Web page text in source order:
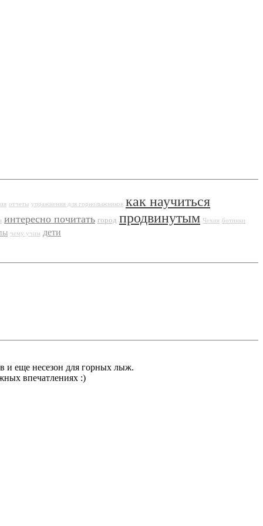
отчеты упражнения для горнолыжников как научиться
интересно почитать город продвинутым Чехия ботинки
чему учим дети
и еще несезон для горных лыж.
впечатлениях :)